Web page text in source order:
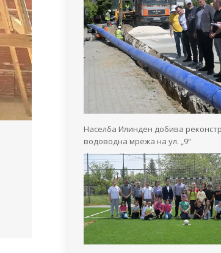
Населба Илинден добива
водоводна мрежа на ул. „9“